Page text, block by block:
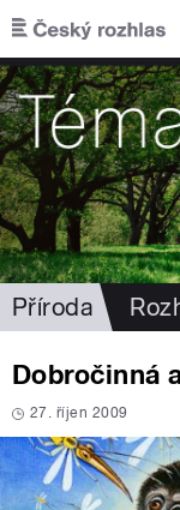
Přejít k hlavnímu
Příroda
Dobročinná
27. říjen 2009